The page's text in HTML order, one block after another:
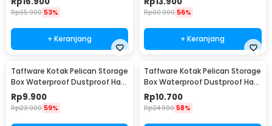
Rp35.900 53%
+ Keranjang
Rp30.900 56%
+ Keranjang
Taffware Kotak Pelican Storage
Box Waterproof Dustproof Hard
Case ABS S - G10/J020
Rp9.900
Rp23.900 59%
Taffware Kotak Pelican Storage
Box Waterproof Dustproof Hard
Case ABS L - G10/J020
Rp10.700
Rp24.900 58%